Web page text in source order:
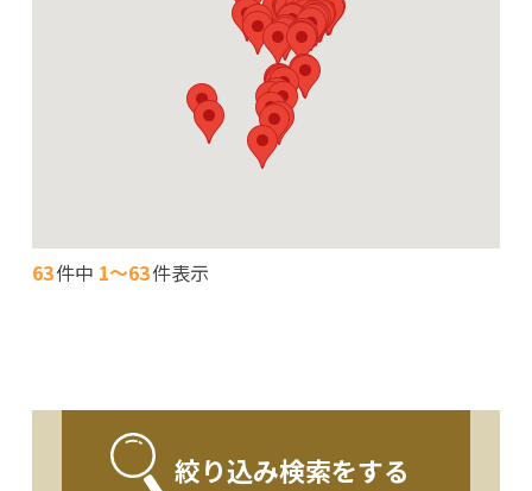
63件中 1～63件表示
絞り込み検索をする